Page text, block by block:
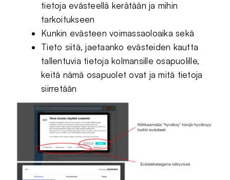
tietoja evästeellä kerätään ja mihin
tarkoitukseen
Kunkin evästeen voimassaoloaika sekä
Tieto siitä, jaetaanko evästeiden kautta
tallentuvia tietoja kolmansille osapuolille,
keitä nämä osapuolet ovat ja mitä tietoja
siirretään